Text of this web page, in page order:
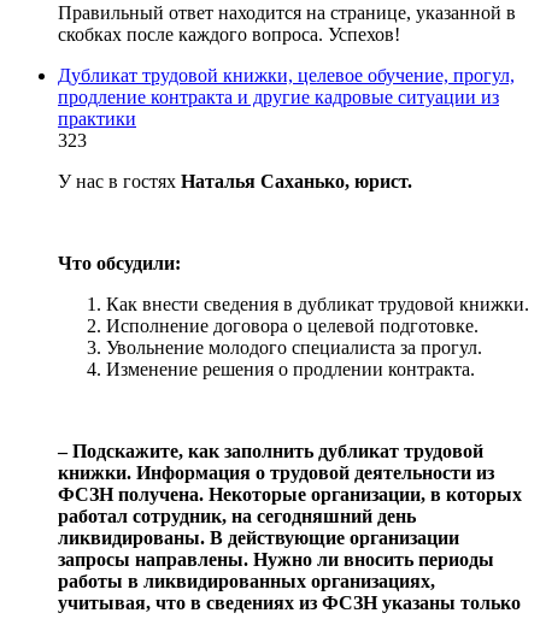
Правильный ответ находится на странице, указанной в
скобках после каждого вопроса. Успехов!
Дубликат трудовой книжки, целевое обучение, прогул,
продление контракта и другие кадровые ситуации из
практики
323
У нас в гостях Наталья Саханько, юрист.
Что обсудили:
Как внести сведения в дубликат трудовой книжки.
Исполнение договора о целевой подготовке.
Увольнение молодого специалиста за прогул.
Изменение решения о продлении контракта.
‒ Подскажите, как заполнить дубликат трудовой
книжки. Информация о трудовой деятельности из
ФСЗН получена. Некоторые организации, в которых
работал сотрудник, на сегодняшний день
ликвидированы. В действующие организации
запросы направлены. Нужно ли вносить периоды
работы в ликвидированных организациях,
учитывая, что в сведениях из ФСЗН указаны только